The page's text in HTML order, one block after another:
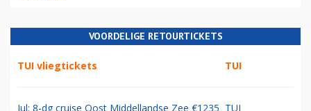
VOORDELIGE RETOURTICKETS
TUI vliegtickets TUI
Jul: 8-dg cruise Oost Middellandse Zee €1235 TUI